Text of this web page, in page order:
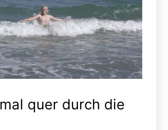
quer durch die